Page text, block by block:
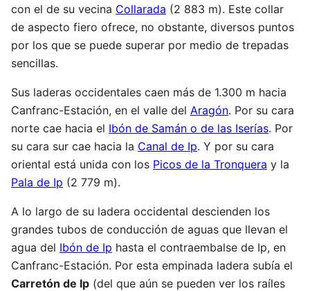
con el de su vecina Collarada (2 883 m). Este collar
de aspecto fiero ofrece, no obstante, diversos puntos
por los que se puede superar por medio de trepadas
sencillas.
Sus laderas occidentales caen más de 1.300 m hacia
Canfranc-Estación, en el valle del Aragón. Por su cara
norte cae hacia el Ibón de Samán o de las Iserías. Por
su cara sur cae hacia la Canal de Ip. Y por su cara
oriental está unida con los Picos de la Tronquera y la
Pala de Ip (2 779 m).
A lo largo de su ladera occidental descienden los
grandes tubos de conducción de aguas que llevan el
agua del Ibón de Ip hasta el contraembalse de Ip, en
Canfranc-Estación. Por esta empinada ladera subía el
Carretón de Ip (del que aún se pueden ver los raíles